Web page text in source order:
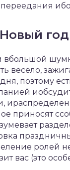
вбольшой
весело,
поэтому
приносят
ролей
вас (это